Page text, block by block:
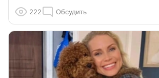
222 Обсудить